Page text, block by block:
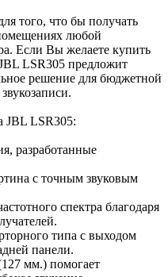
того, что бы получать
любой
Если Вы желаете купить
LSR305 предложит
решение для бюджетной
JBL LSR305:
разработанные
с точным звуковым
спектра благодаря
типа с выходом
панели.
мм.) помогает